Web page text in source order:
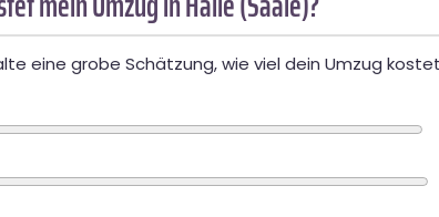
eine grobe Schätzung, wie viel dein Umzug